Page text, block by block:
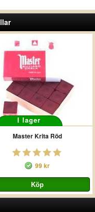
I lager
Master Krita Röd
99 kr